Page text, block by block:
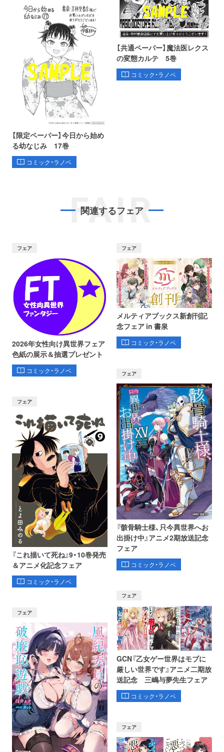
【限定ペーパー】今日から始め
る幼なじみ 17巻
コミック・ラノベ
【共通ペーパー】魔法医レクス
の変態カルテ 5巻
コミック・ラノベ
FAIR
関連するフェア
フェア
2026年女性向け異世界フェア
色紙の展示＆抽選プレゼント
コミック・ラノベ
フェア
メルティアブックス新創刊記
念フェア in 書泉
コミック・ラノベ
フェア
『これ描いて死ね』9・10巻発売
＆アニメ化記念フェア
コミック・ラノベ
フェア
『骸骨騎士様、只今異世界へお
出掛け中』アニメ2期放送記念
フェア
コミック・ラノベ
フェア
フェア
GCN『乙女ゲー世界はモブに
厳しい世界です』アニメ二期放
送記念 三嶋与夢先生フェア
コミック・ラノベ
フェア